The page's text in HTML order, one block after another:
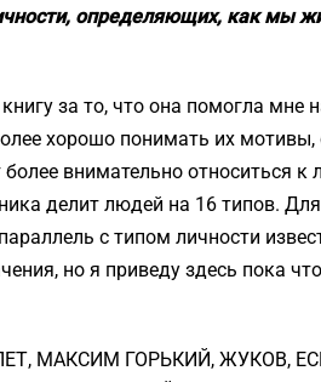
определяющих, как мы
за то, что она помогла мне
хорошо понимать их мотивы,
более внимательно относиться
делит людей на 16 типов.
с типом личности
но я приведу здесь пока
МАКСИМ ГОРЬКИЙ, ЖУКОВ,